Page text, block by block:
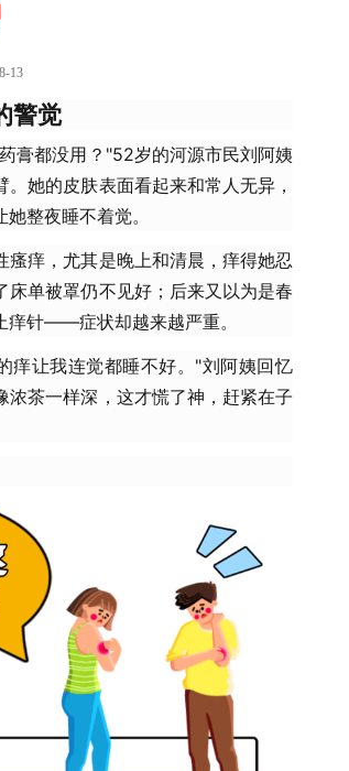
13
警觉
膏都没用？"52岁的河源市民刘阿姨
她的皮肤表面看起来和常人无异，
整夜睡不着觉。
痒，尤其是晚上和清晨，痒得她忍
单被罩仍不见好；后来又以为是春
痒针——症状却越来越严重。
痒让我连觉都睡不好。"刘阿姨回忆
茶一样深，这才慌了神，赶紧在子